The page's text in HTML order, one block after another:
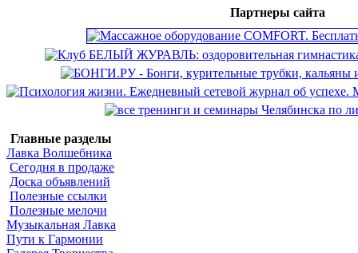
Партнеры сайта
Главные разделы
Лавка Волшебника
Сегодня в продаже
Доска объявлений
Полезные ссылки
Полезные мелочи
Музыкальная Лавка
Пути к Гармонии